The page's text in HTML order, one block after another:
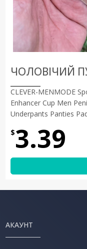
ЧОЛОВІЧИЙ
CLEVER-MENMODE
Enhancer Cup Men
Underpants Panties
$3.39
АКАУНТ